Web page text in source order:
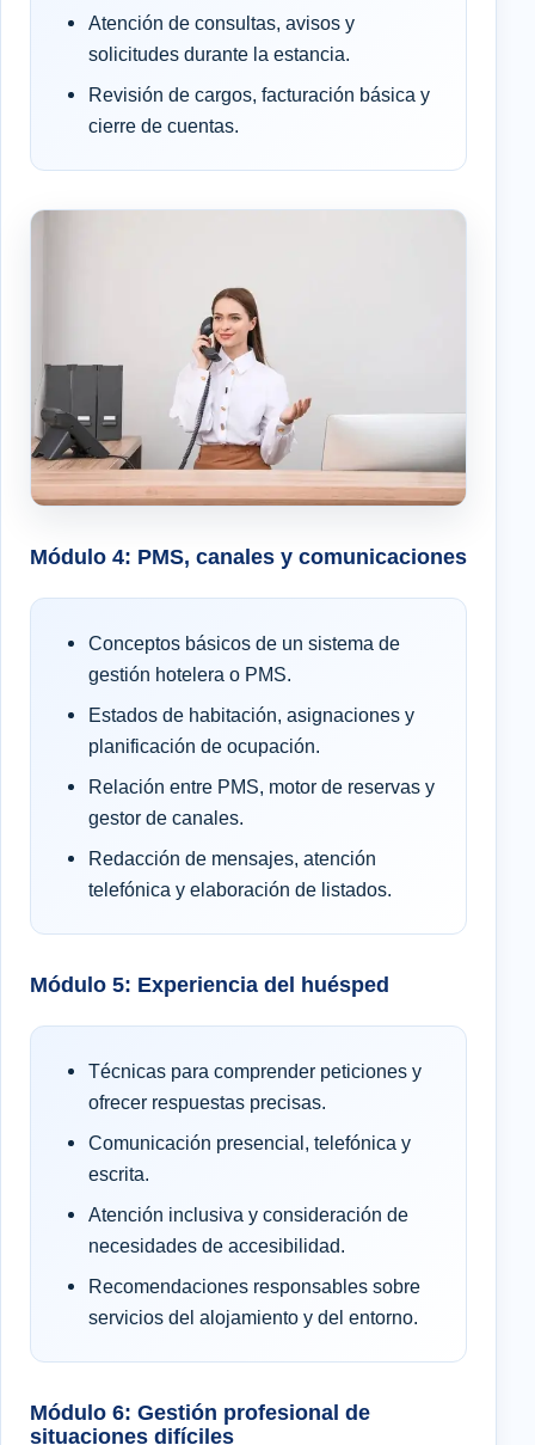
Atención de consultas, avisos y
solicitudes durante la estancia.
Revisión de cargos, facturación básica y
cierre de cuentas.
Módulo 4: PMS, canales y comunicaciones
Conceptos básicos de un sistema de
gestión hotelera o PMS.
Estados de habitación, asignaciones y
planificación de ocupación.
Relación entre PMS, motor de reservas y
gestor de canales.
Redacción de mensajes, atención
telefónica y elaboración de listados.
Módulo 5: Experiencia del huésped
Técnicas para comprender peticiones y
ofrecer respuestas precisas.
Comunicación presencial, telefónica y
escrita.
Atención inclusiva y consideración de
necesidades de accesibilidad.
Recomendaciones responsables sobre
servicios del alojamiento y del entorno.
Módulo 6: Gestión profesional de
situaciones difíciles